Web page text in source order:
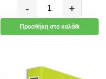
- +
Προσθήκη στο καλάθι